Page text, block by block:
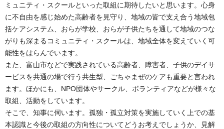
ミュニティ・スクールといった取組に期待したいと思います。心身
に不自由を感じ始めた高齢者を見守り、地域の皆で支え合う地域包
括ケアシステム、おらが学校、おらが子供たちを通して地域のつな
がりも深まるコミュニティ・スクールは、地域全体を変えていく可
能性をはらんでいます。
また、富山市などで実践されている高齢者、障害者、子供のデイサ
ービスを共通の場で行う共生型、ごちゃまぜのケアも重要と言われ
ます。ほかにも、NPO団体やサークル、ボランティアなどが様々な
取組、活動をしています。
そこで、知事に伺います。孤独・孤立対策を実施していく上での基
本認識と今後の取組の方向性についてどうお考えでしょうか、見解